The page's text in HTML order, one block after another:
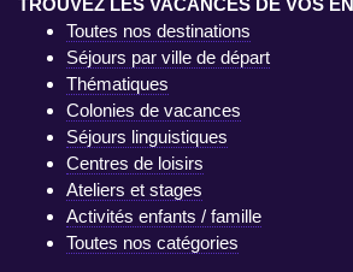
TROUVEZ LES VACANCES DE VOS
Toutes nos destinations
Séjours par ville de départ
Thématiques
Colonies de vacances
Séjours linguistiques
Centres de loisirs
Ateliers et stages
Activités enfants / famille
Toutes nos catégories